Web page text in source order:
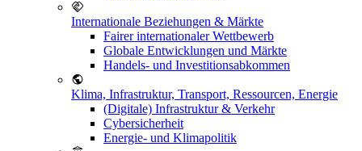
Internationale Beziehungen & Märkte
Fairer internationaler Wettbewerb
Globale Entwicklungen und Märkte
Handels- und Investitionsabkommen
Klima, Infrastruktur, Transport, Ressourcen, Energie
(Digitale) Infrastruktur & Verkehr
Cybersicherheit
Energie- und Klimapolitik